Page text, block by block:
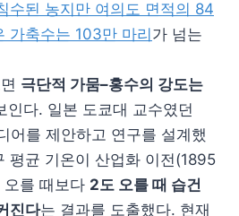
수된 농지만 여의도 면적의 84
가축수는 103만 마리가 넘는
극단적 가뭄–홍수의 강도는
인다. 일본 도쿄대 교수였던
어를 제안하고 연구를 설계했
평균 기온이 산업화 이전(1895
오를 때보다 2도 오를 때 습건
진다는 결과를 도출했다. 현재